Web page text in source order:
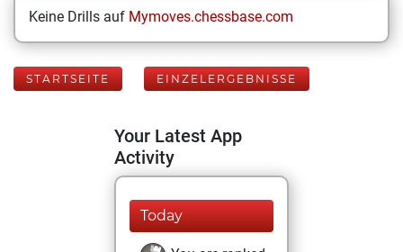
Keine Drills auf Mymoves.chessbase.com
STARTSEITE EINZELERGEBNISSE
Your Latest App
Activity
Today